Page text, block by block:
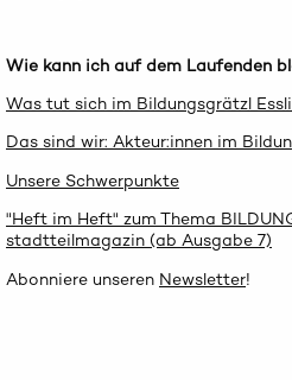
Wie kann ich auf dem Laufenden
Was tut sich im Bildungsgrätzl
Das sind wir: Akteur:innen im
Unsere Schwerpunkte
"Heft im Heft" zum Thema
stadtteilmagazin (ab Ausgabe 7)
Abonniere unseren Newsletter!